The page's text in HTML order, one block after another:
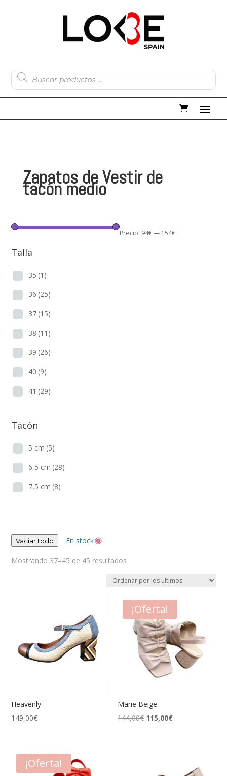
de
productos
Zapatos de Vestir de
tacón medio
Precio: 94€— 154€
Talla
35 (1)
36 (25)
37 (15)
38 (11)
39 (26)
40 (9)
41 (29)
Tacón
5 cm (5)
6,5 cm (28)
7,5 cm (8)
Vaciar todo En stock
Mostrando 37–45 de 45 resultados
los
Heavenly
149,00€
¡Oferta!
Marie Beige
144,00€ El
115,00€El
115,00€.
¡Oferta!